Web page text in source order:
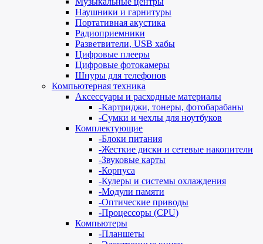
Наушники и гарнитуры
Портативная акустика
Радиоприемники
Разветвители, USB хабы
Цифровые плееры
Цифровые фотокамеры
Шнуры для телефонов
Компьютерная техника
Аксессуары и расходные материалы
-Картриджи, тонеры, фотобарабаны
-Сумки и чехлы для ноутбуков
Комплектующие
-Блоки питания
-Жесткие диски и сетевые накопители
-Звуковые карты
-Корпуса
-Кулеры и системы охлаждения
-Модули памяти
-Оптические приводы
-Процессоры (CPU)
Компьютеры
-Планшеты